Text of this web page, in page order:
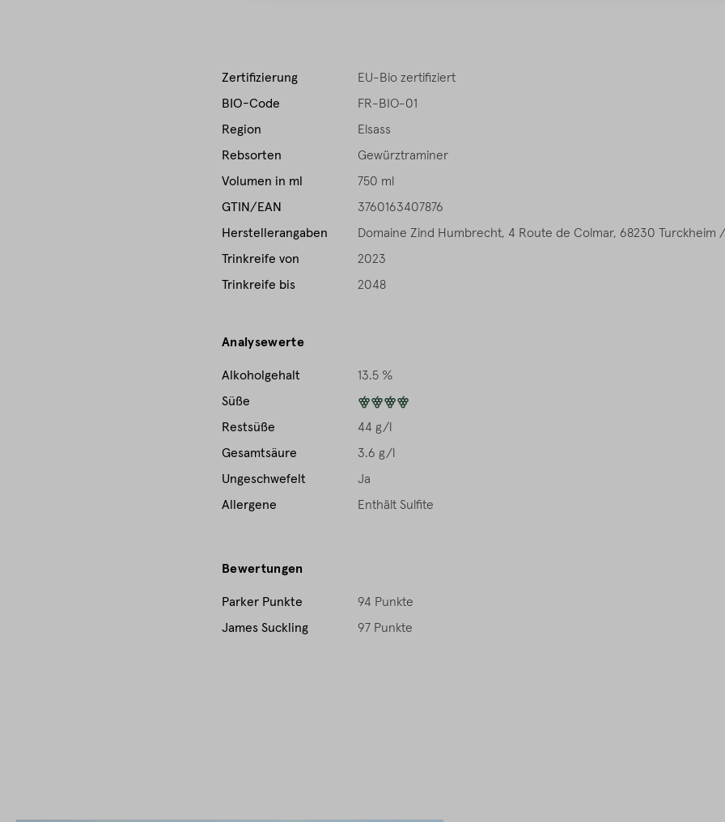
Zertifizierung
EU-Bio zertifiziert
BIO-Code
FR-BIO-01
Region
Elsass
Rebsorten
Gewürztraminer
Volumen in ml
750 ml
GTIN/EAN
3760163407876
Herstellerangaben
Domaine Zind Humbrecht, 4 Route de Colmar, 68230 Turckheim
Trinkreife von
2023
Trinkreife bis
2048
Analysewerte
Alkoholgehalt
13.5 %
Süße
4
Restsüße
44 g/l
Gesamtsäure
3.6 g/l
Ungeschwefelt
Ja
Allergene
Enthält Sulfite
Bewertungen
Parker Punkte
94 Punkte
James Suckling
97 Punkte